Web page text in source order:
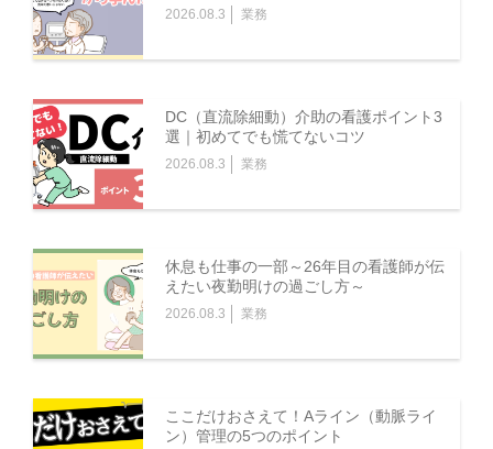
2026.08.3 業務
DC（直流除細動）介助の看護ポイント3
選｜初めてでも慌てないコツ
2026.08.3 業務
休息も仕事の一部～26年目の看護師が伝
えたい夜勤明けの過ごし方～
2026.08.3 業務
ここだけおさえて！Aライン（動脈ライ
ン）管理の5つのポイント